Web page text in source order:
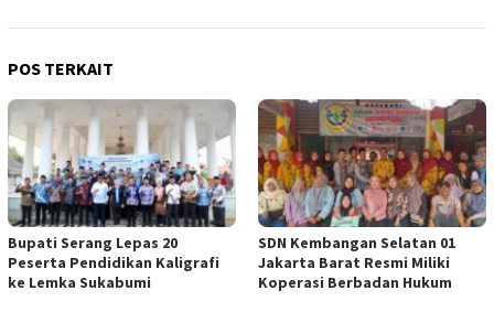
POS TERKAIT
Bupati Serang Lepas 20
Peserta Pendidikan Kaligrafi
ke Lemka Sukabumi
SDN Kembangan Selatan 01
Jakarta Barat Resmi Miliki
Koperasi Berbadan Hukum